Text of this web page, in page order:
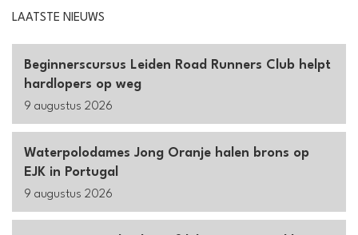
LAATSTE NIEUWS
Beginnerscursus Leiden Road Runners Club helpt
hardlopers op weg
9 augustus 2026
Waterpolodames Jong Oranje halen brons op
EJK in Portugal
9 augustus 2026